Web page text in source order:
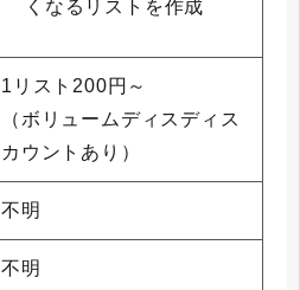
くなるリストを作成
1リスト200円～
（ボリュームディスディス
カウントあり）
不明
不明